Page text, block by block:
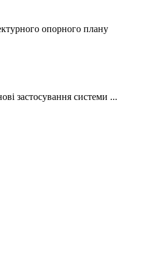
опорного плану
застосування системи ...